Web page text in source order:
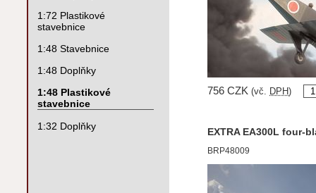
756 CZK (vč. DPH )
EXTRA EA300L four-
BRP48009
1:72 Plastikové
stavebnice
1:48 Stavebnice
1:48 Doplňky
1:48 Plastikové
stavebnice
1:32 Doplňky